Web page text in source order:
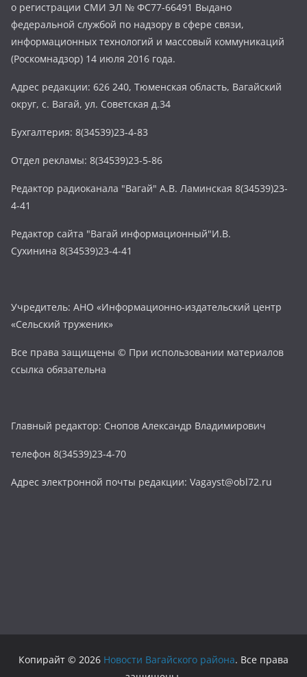
о регистрации СМИ ЭЛ № ФС77-66491 Выдано
федеральной службой по надзору в сфере связи,
информационных технологий и массовый коммуникаций
(Роскомнадзор) 14 июля 2016 года.
Адрес редакции: 626 240, Тюменская область, Вагайский
округ, с. Вагай, ул. Советская д.34
Бухгалтерия: 8(34539)23-4-83
Отдел рекламы: 8(34539)23-5-86
Редактор радиоканала "Вагай" А.В. Ламинская 8(34539)23-
4-41
Редактор сайта "Вагай информационный"И.В.
Сухинина 8(34539)23-4-41
Учредитель: АНО «Информационно-издательский центр
«Сельский труженик»
Все права защищены © При использовании материалов
ссылка обязательна
Главный редактор: Снопов Александр Владимирович
телефон 8(34539)23-4-70
Адрес электронной почты редакции: Vagayst@obl72.ru
Копирайт © 2026 Новости Вагайского района. Все права